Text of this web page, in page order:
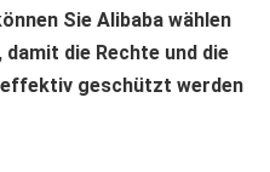
Sie Alibaba wählen
die Rechte und die
geschützt werden